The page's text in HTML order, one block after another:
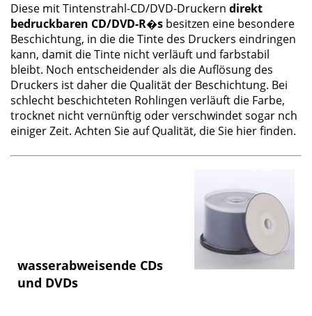
Diese mit Tintenstrahl-CD/DVD-Druckern direkt
bedruckbaren CD/DVD-R�s besitzen eine besondere
Beschichtung, in die die Tinte des Druckers eindringen
kann, damit die Tinte nicht verläuft und farbstabil
bleibt. Noch entscheidender als die Auflösung des
Druckers ist daher die Qualität der Beschichtung. Bei
schlecht beschichteten Rohlingen verläuft die Farbe,
trocknet nicht vernünftig oder verschwindet sogar nch
einiger Zeit. Achten Sie auf Qualität, die Sie hier finden.
wasserabweisende CDs
und DVDs